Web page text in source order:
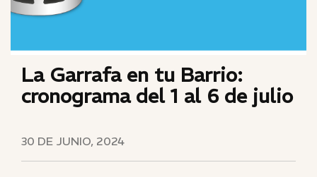
La Garrafa en tu Barrio:
cronograma del 1 al 6 de julio
30 DE JUNIO, 2024